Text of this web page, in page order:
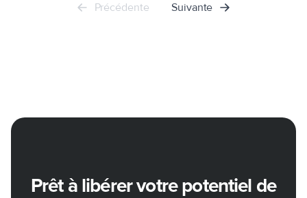
Précédente Suivante
Prêt à libérer votre potentiel de